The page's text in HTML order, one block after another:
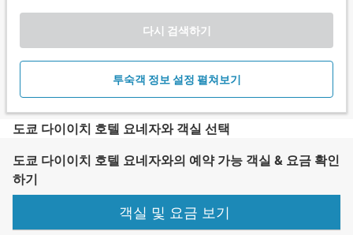
다시 검색하기
투숙객 정보 설정 펼쳐보기
도쿄 다이이치 호텔 요네자와 객실 선택
도쿄 다이이치 호텔 요네자와의 예약 가능 객실 & 요금 확인
하기
객실 및 요금 보기